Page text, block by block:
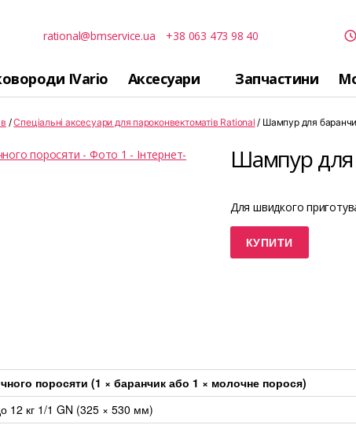
rational@bmservice.ua +38 063 473 98 40
IVario Аксесуари Запчастини
/Спеціальні аксесуари для пароконвектоматів Rational / Шампур для
Шампур для
Для швидкого
КУПИТИ
поросяти (1 × баранчик або 1 × молочне порося)
12 кг 1/1 GN (325 × 530 мм)